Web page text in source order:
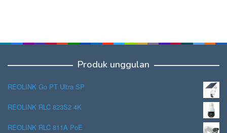
Produk unggulan
REOLINK Go PT Ultra SP
REOLINK RLC 823S2 4K
REOLINK RLC 811A PoE